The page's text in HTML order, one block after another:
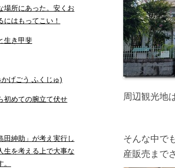
周辺観光地
そんな中で
産販売まで
場所にあった。安くお
にはもってこい！
生き甲斐
げごう ふくじゅ)
初めての腕立て伏せ
田紳助」が考え実行し
生を考える上で大事な